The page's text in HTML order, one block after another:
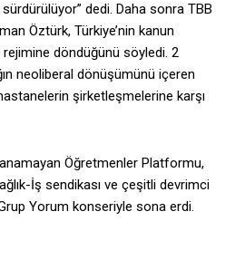
dedi. Daha sonra TBB
Öztürk, Türkiye’nin kanun
döndüğünü söyledi. 2
neoliberal dönüşümünü içeren
şirketleşmelerine karşı
Öğretmenler Platformu,
İş sendikası ve çeşitli devrimci
Yorum konseriyle sona erdi.